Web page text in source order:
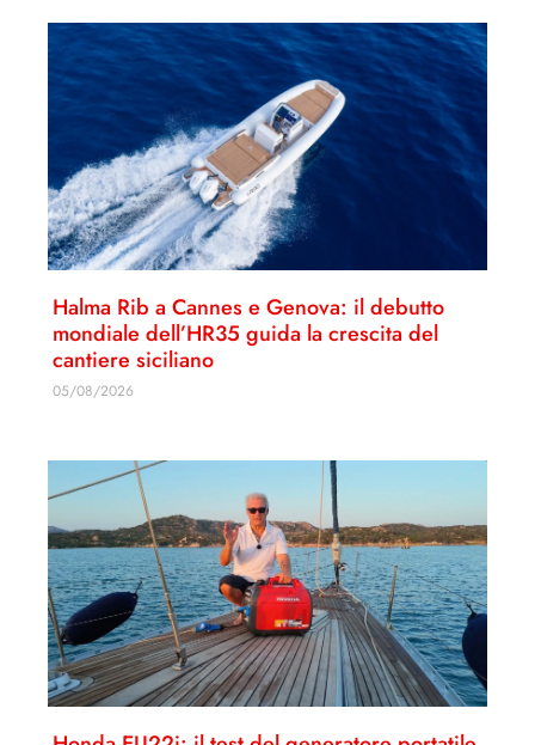
Halma Rib a Cannes e Genova: il debutto
mondiale dell’HR35 guida la crescita del
cantiere siciliano
05/08/2026